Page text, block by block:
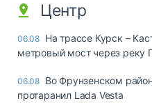
Центр
06.08 На трассе Курск –
метровый мост через реку
06.08 Во Фрунзенском
протаранил Lada Vesta